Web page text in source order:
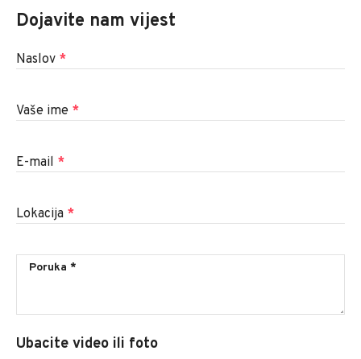
Dojavite nam vijest
Naslov *
Vaše ime *
E-mail *
Lokacija *
Ubacite video ili foto